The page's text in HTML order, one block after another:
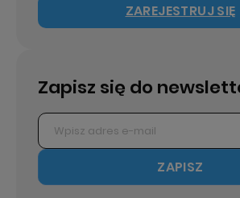
ZAREJESTRUJ SIĘ
Zapisz się do
ZAPISZ